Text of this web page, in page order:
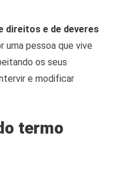
direitos e de deveres
uma pessoa que vive
os seus
e modificar
termo